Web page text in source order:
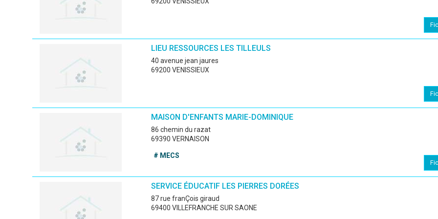
LIEU RESSOURCES LES TILLEULS
40 avenue jean jaures
69200 VENISSIEUX
MAISON D'ENFANTS MARIE-DOMINIQUE
86 chemin du razat
69390 VERNAISON
# MECS
SERVICE ÉDUCATIF LES PIERRES DORÉES
87 rue franÇois giraud
69400 VILLEFRANCHE SUR SAONE